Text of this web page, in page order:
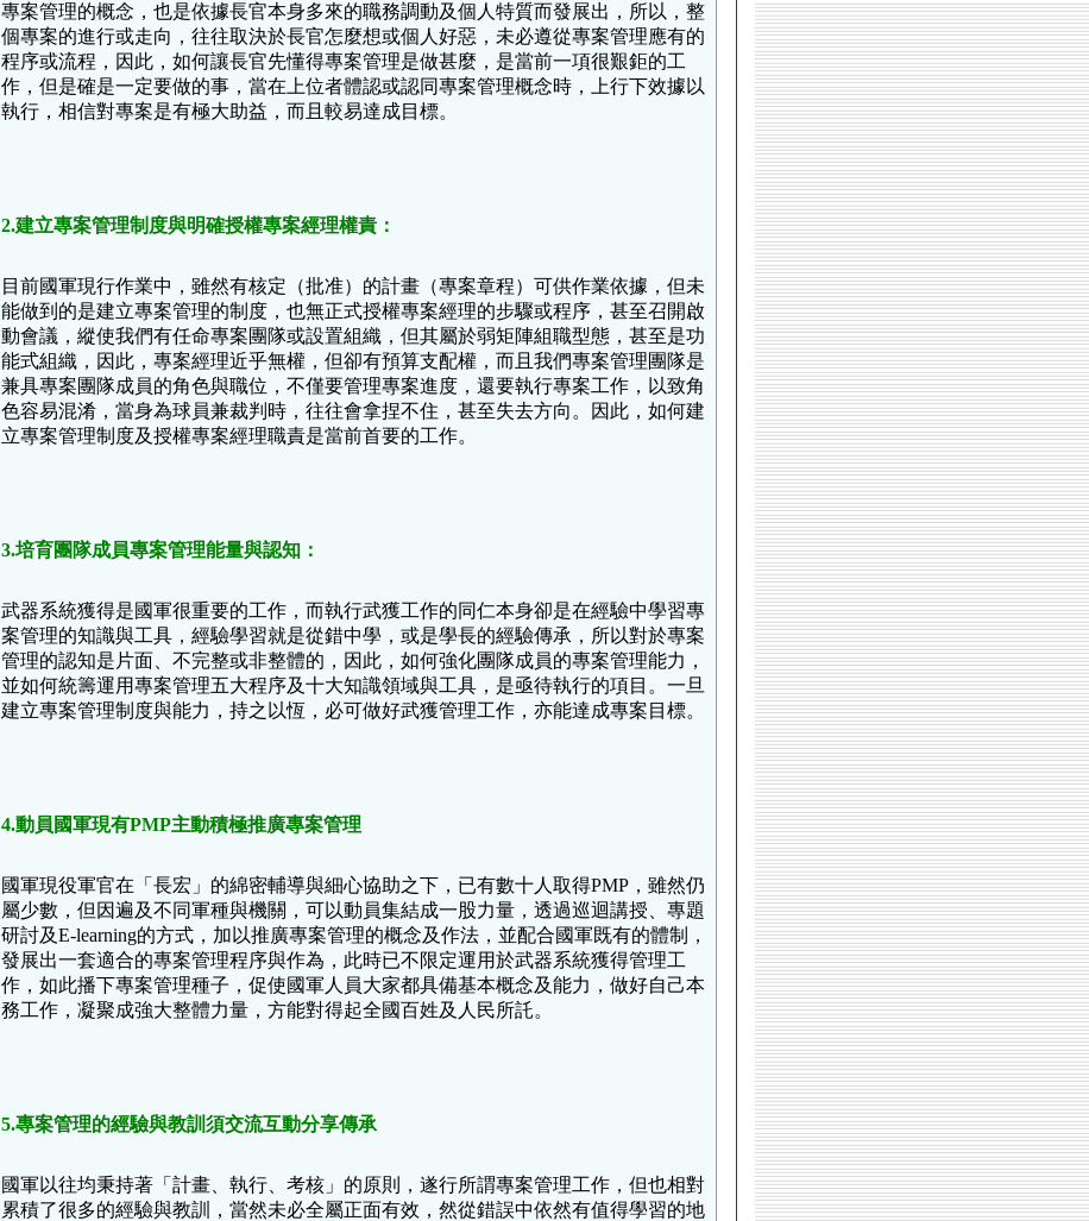
專案管理的概念，也是依據長官本身多來的職務調動及個人特質而發展出，所以，整
個專案的進行或走向，往往取決於長官怎麼想或個人好惡，未必遵從專案管理應有的
程序或流程，因此，如何讓長官先懂得專案管理是做甚麼，是當前一項很艱鉅的工
作，但是確是一定要做的事，當在上位者體認或認同專案管理概念時，上行下效據以
執行，相信對專案是有極大助益，而且較易達成目標。
2.建立專案管理制度與明確授權專案經理權責：
目前國軍現行作業中，雖然有核定（批准）的計畫（專案章程）可供作業依據，但未
能做到的是建立專案管理的制度，也無正式授權專案經理的步驟或程序，甚至召開啟
動會議，縱使我們有任命專案團隊或設置組織，但其屬於弱矩陣組職型態，甚至是功
能式組織，因此，專案經理近乎無權，但卻有預算支配權，而且我們專案管理團隊是
兼具專案團隊成員的角色與職位，不僅要管理專案進度，還要執行專案工作，以致角
色容易混淆，當身為球員兼裁判時，往往會拿捏不住，甚至失去方向。因此，如何建
立專案管理制度及授權專案經理職責是當前首要的工作。
3.培育團隊成員專案管理能量與認知：
武器系統獲得是國軍很重要的工作，而執行武獲工作的同仁本身卻是在經驗中學習專
案管理的知識與工具，經驗學習就是從錯中學，或是學長的經驗傳承，所以對於專案
管理的認知是片面、不完整或非整體的，因此，如何強化團隊成員的專案管理能力，
並如何統籌運用專案管理五大程序及十大知識領域與工具，是亟待執行的項目。一旦
建立專案管理制度與能力，持之以恆，必可做好武獲管理工作，亦能達成專案目標。
4.動員國軍現有PMP主動積極推廣專案管理
國軍現役軍官在「長宏」的綿密輔導與細心協助之下，已有數十人取得PMP，雖然仍
屬少數，但因遍及不同軍種與機關，可以動員集結成一股力量，透過巡迴講授、專題
研討及E-learning的方式，加以推廣專案管理的概念及作法，並配合國軍既有的體制，
發展出一套適合的專案管理程序與作為，此時已不限定運用於武器系統獲得管理工
作，如此播下專案管理種子，促使國軍人員大家都具備基本概念及能力，做好自己本
務工作，凝聚成強大整體力量，方能對得起全國百姓及人民所託。
5.專案管理的經驗與教訓須交流互動分享傳承
國軍以往均秉持著「計畫、執行、考核」的原則，遂行所謂專案管理工作，但也相對
累積了很多的經驗與教訓，當然未必全屬正面有效，然從錯誤中依然有值得學習的地